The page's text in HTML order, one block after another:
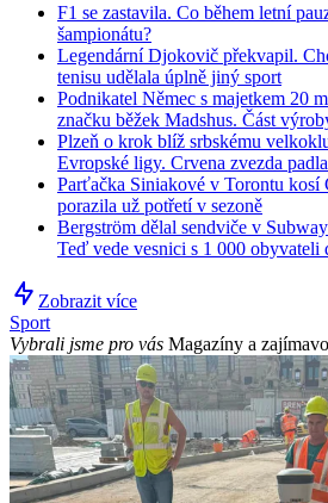
F1 se zastavila. Co během letní
šampionátu?
Legendární Djokovič překvapil.
tenisu udělala úplně jiný sport
Podnikatel Němec s majetkem 20
značku běžek Madshus. Část
Plzeň o krok blíž srbskému
Evropské ligy. Crvena zvezda
Parťačka Siniakové v Torontu kosí
porazila už potřetí v sezoně
Bergström dělal sendviče v
Teď vede vesnici s 1 000
Zobrazit více
Sport
Vybrali jsme pro vás Magazíny a